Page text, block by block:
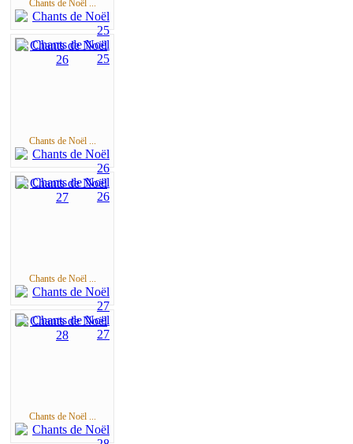
Chants de Noël ...
Chants de Noël ...
Chants de Noël ...
Chants de Noël ...